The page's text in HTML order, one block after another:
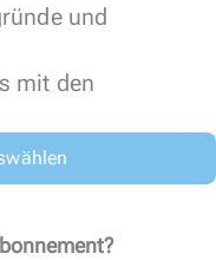
und
mit den